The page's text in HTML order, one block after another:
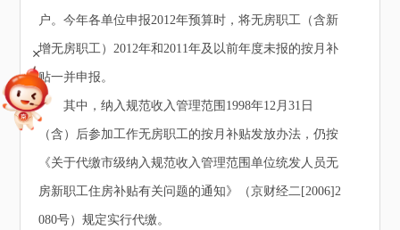
户。今年各单位申报2012年预算时，将无房职工（含新
增无房职工）2012年和2011年及以前年度未报的按月补
贴一并申报。
其中，纳入规范收入管理范围1998年12月31日
（含）后参加工作无房职工的按月补贴发放办法，仍按
《关于代缴市级纳入规范收入管理范围单位统发人员无
房新职工住房补贴有关问题的通知》（京财经二[2006]2
080号）规定实行代缴。
+